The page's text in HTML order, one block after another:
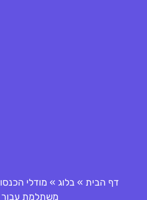
דף הבית » בלוג » מודלי
משתלמת